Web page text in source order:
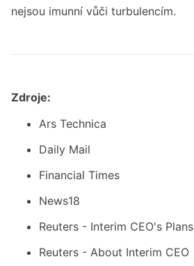
nejsou imunní vůči turbulencím.
Zdroje:
Ars Technica
Daily Mail
Financial Times
News18
Reuters - Interim CEO's Plans
Reuters - About Interim CEO